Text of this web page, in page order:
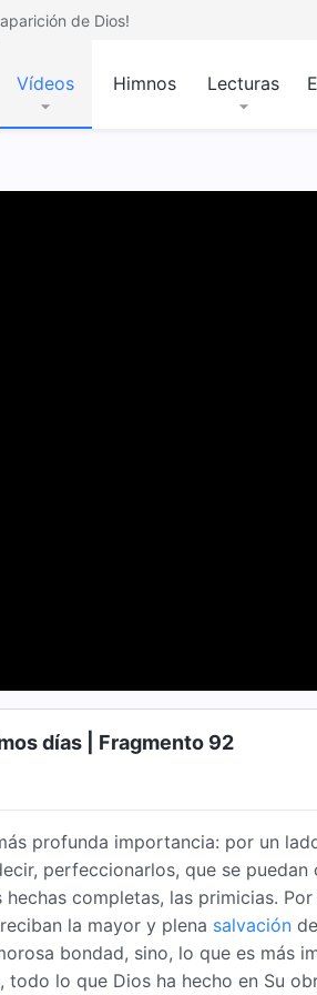
de Dios!
Vídeos Himnos Lecturas
días | Fragmento 92
profunda importancia: por un
perfeccionarlos, que se
completas, las primicias.
la mayor y plena salvación
bondad, sino, lo que es más
lo que Dios ha hecho en Su